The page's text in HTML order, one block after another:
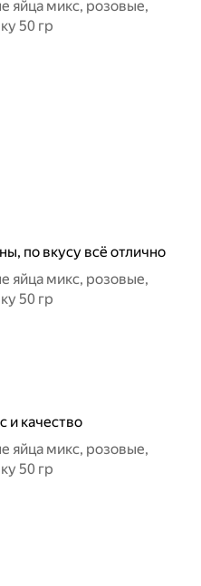
яйца микс, розовые,
50 гр
по вкусу всё отлично
яйца микс, розовые,
50 гр
и качество
яйца микс, розовые,
50 гр